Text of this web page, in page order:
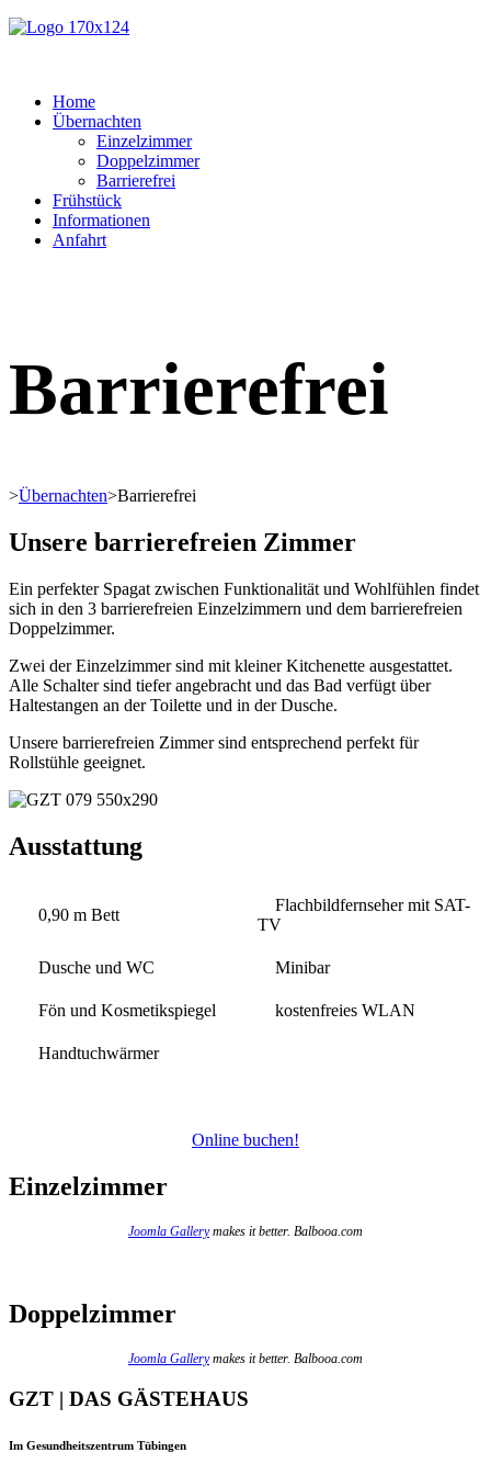
Home
Übernachten
Einzelzimmer
Doppelzimmer
Barrierefrei
Frühstück
Informationen
Anfahrt
Barrierefrei
>Übernachten>Barrierefrei
Unsere barrierefreien Zimmer
Ein perfekter Spagat zwischen Funktionalität und Wohlfühlen findet
sich in den 3 barrierefreien Einzelzimmern und dem barrierefreien
Doppelzimmer.
Zwei der Einzelzimmer sind mit kleiner Kitchenette ausgestattet.
Alle Schalter sind tiefer angebracht und das Bad verfügt über
Haltestangen an der Toilette und in der Dusche.
Unsere barrierefreien Zimmer sind entsprechend perfekt für
Rollstühle geeignet.
Ausstattung
0,90 m Bett
Flachbildfernseher mit SAT-
TV
Dusche und WC Minibar
Fön und Kosmetikspiegel kostenfreies WLAN
Handtuchwärmer
Online buchen!
Einzelzimmer
Joomla Gallerymakes it better. Balbooa.com
Doppelzimmer
Joomla Gallerymakes it better. Balbooa.com
GZT | DAS GÄSTEHAUS
Im Gesundheitszentrum Tübingen